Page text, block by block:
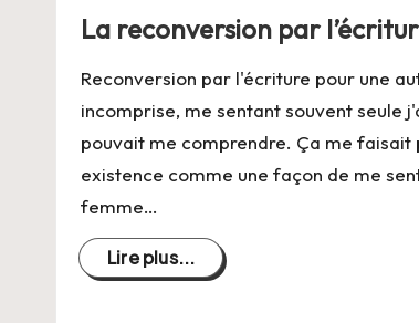
La reconversion par
Reconversion par l'écriture pour une
incomprise, me sentant souvent seule
pouvait me comprendre. Ça me
existence comme une façon de me
femme…
Lire plus...